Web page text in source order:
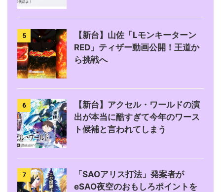
5
【新台】山佐「Lモンキーターン
RED」ティザー動画公開！王道か
ら挑戦へ
6
【新台】アクセル・ワールドの演
出が本当に酷すぎて今年のワース
ト候補と言われてしまう
7
「SAOアリス打法」発案者が
eSAO夜空のおもしろポイントを